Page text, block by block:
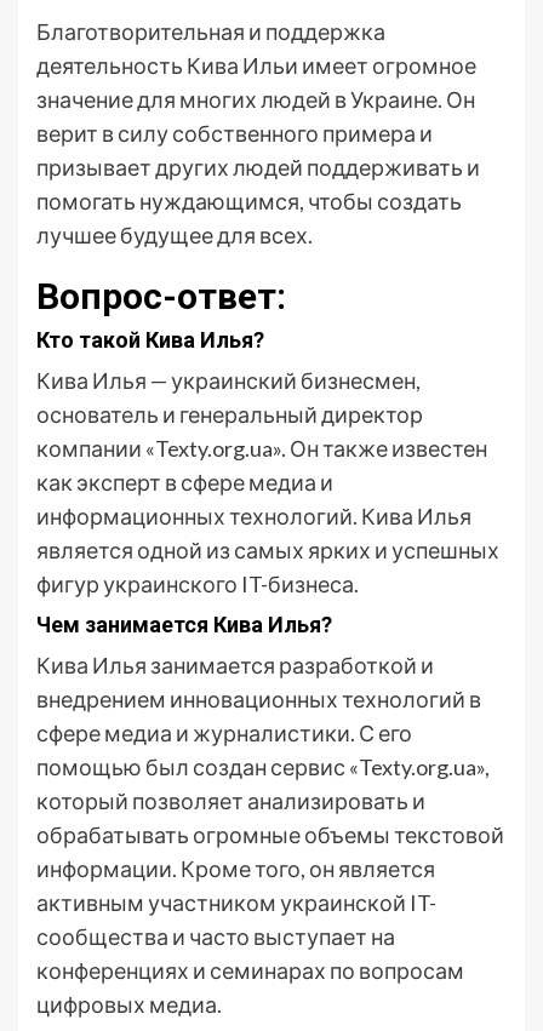
Благотворительная и поддержка
деятельность Кива Ильи имеет огромное
значение для многих людей в Украине. Он
верит в силу собственного примера и
призывает других людей поддерживать и
помогать нуждающимся, чтобы создать
лучшее будущее для всех.
Вопрос-ответ:
Кто такой Кива Илья?
Кива Илья — украинский бизнесмен,
основатель и генеральный директор
компании «Texty.org.ua». Он также известен
как эксперт в сфере медиа и
информационных технологий. Кива Илья
является одной из самых ярких и успешных
фигур украинского IT-бизнеса.
Чем занимается Кива Илья?
Кива Илья занимается разработкой и
внедрением инновационных технологий в
сфере медиа и журналистики. С его
помощью был создан сервис «Texty.org.ua»,
который позволяет анализировать и
обрабатывать огромные объемы текстовой
информации. Кроме того, он является
активным участником украинской IT-
сообщества и часто выступает на
конференциях и семинарах по вопросам
цифровых медиа.